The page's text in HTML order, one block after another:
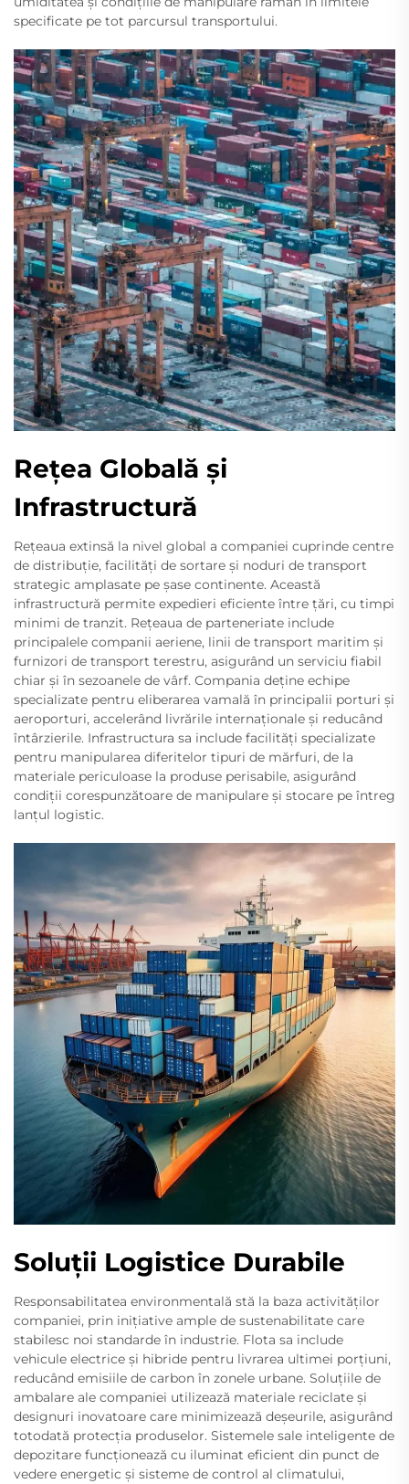
specificate pe tot parcursul transportului.
Rețea Globală și
Infrastructură
Rețeaua extinsă la nivel global a companiei cuprinde centre
de distribuție, facilități de sortare și noduri de transport
strategic amplasate pe șase continente. Această
infrastructură permite expedieri eficiente între țări, cu timpi
minimi de tranzit. Rețeaua de parteneriate include
principalele companii aeriene, linii de transport maritim și
furnizori de transport terestru, asigurând un serviciu fiabil
chiar și în sezoanele de vârf. Compania deține echipe
specializate pentru eliberarea vamală în principalii porturi și
aeroporturi, accelerând livrările internaționale și reducând
întârzierile. Infrastructura sa include facilități specializate
pentru manipularea diferitelor tipuri de mărfuri, de la
materiale periculoase la produse perisabile, asigurând
condiții corespunzătoare de manipulare și stocare pe întreg
lanțul logistic.
Soluții Logistice Durabile
Responsabilitatea environmentală stă la baza activităților
companiei, prin inițiative ample de sustenabilitate care
stabilesc noi standarde în industrie. Flota sa include
vehicule electrice și hibride pentru livrarea ultimei porțiuni,
reducând emisiile de carbon în zonele urbane. Soluțiile de
ambalare ale companiei utilizează materiale reciclate și
designuri inovatoare care minimizează deșeurile, asigurând
totodată protecția produselor. Sistemele sale inteligente de
depozitare funcționează cu iluminat eficient din punct de
vedere energetic și sisteme de control al climatului,